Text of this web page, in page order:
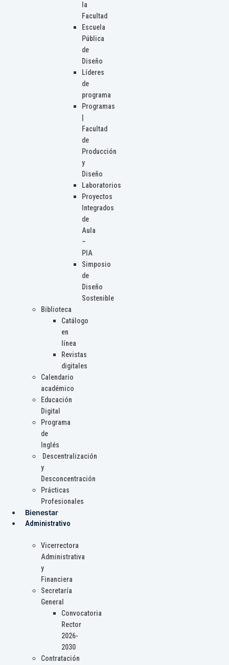
la
Facultad
Escuela
Pública
de
Diseño
Líderes
de
programa
Programas
Facultad
de
Producción
y
Diseño
Laboratorios
Proyectos
Integrados
de
Aula
–
PIA
Simposio
de
Diseño
Sostenible
Biblioteca
Catálogo
en
línea
Revistas
digitales
Calendario
académico
Educación
Digital
Programa
de
Inglés
Descentralización
y
Desconcentración
Prácticas
Profesionales
Bienestar
Administrativo
Vicerrectora
Administrativa
y
Financiera
Secretaría
General
Convocatoria
Rector
2026-
2030
Contratación